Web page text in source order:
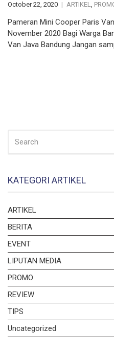
October 22, 2020 ARTIKEL,
Pameran Mini Cooper Paris
November 2020 Bagi Warga
Van Java Bandung Jangan
FOR:
KATEGORI ARTIKEL
ARTIKEL
BERITA
EVENT
LIPUTAN MEDIA
PROMO
REVIEW
TIPS
Uncategorized